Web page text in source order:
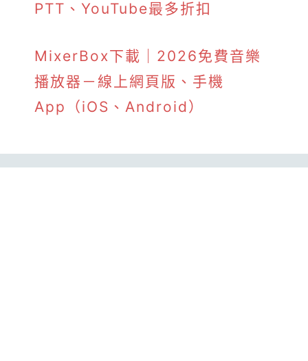
PTT、YouTube最多折扣
MixerBox下載｜2026免費音樂
播放器－線上網頁版、手機
App（iOS、Android）